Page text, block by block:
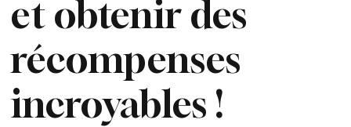
et obtenir des
récompenses
incroyables !